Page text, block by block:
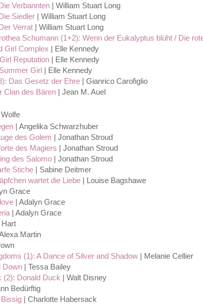
Verbannten | William Stuart Long
Siedler | William Stuart Long
Verrat | William Stuart Long
Schumann (1+2): Wenn der Eukalyptus blüht / Die
Girl Complex | Elle Kennedy
Reputation | Elle Kennedy
Girl | Elle Kennedy
Das Gesetz der Ehre | Gianrico Carofiglio
Clan des Bären | Jean M. Auel
| Angelika Schwarzhuber
des Golem | Jonathan Stroud
des Magiers | Jonathan Stroud
des Salomo | Jonathan Stroud
Stiche | Sabine Deitmer
wartet die Liebe | Louise Bagshawe
Grace
| Adalyn Grace
| Adalyn Grace
Hart
Martin
(1): A Dance of Silver and Shadow | Melanie Cellier
Down | Tessa Bailey
(2): Donald Duck | Walt Disney
Bedürftig
| Charlotte Habersack